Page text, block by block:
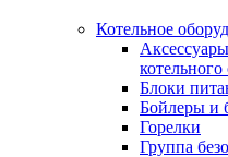
Котельное
Блоки
Бойлеры и
Горелки
Группа